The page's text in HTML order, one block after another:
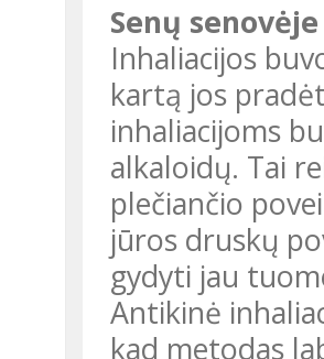
Senų senovėje
Inhaliacijos
kartą jos
inhaliacijoms
alkaloidų. Tai
plečiančio
jūros druskų
gydyti jau
Antikinė
kad metodas